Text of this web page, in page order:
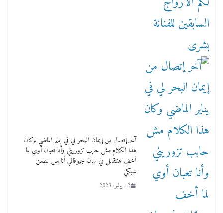
آخر إتصال من إيمان البحر لي في يناير الماضي وكان
هذا الكلام مش حابب تزوريني وأنا تعبان أوي لما
أخف هنتقابل في سان جيوفاني أنا بس بطمن
عليكي
12 يوليو، 2023